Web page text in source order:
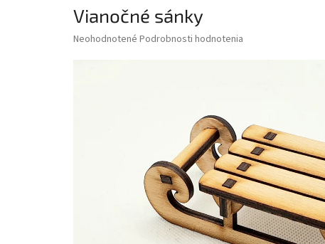
Vianočné sánky
Priemerné hodnotenie produktu je 0,0 z 5 hviezdičiek.
Neohodnotené Podrobnosti hodnotenia